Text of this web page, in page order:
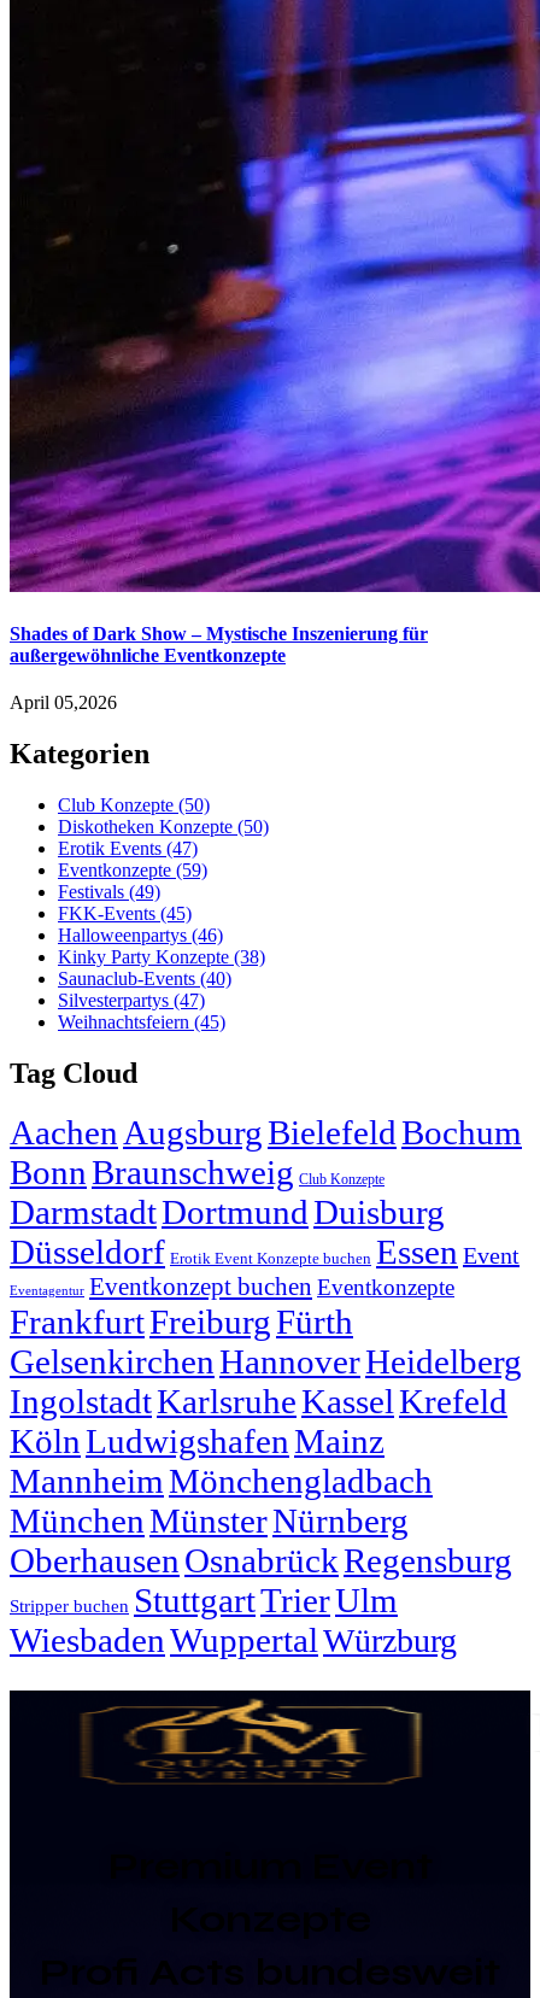
Shades of Dark Show – Mystische Inszenierung für
außergewöhnliche Eventkonzepte
April 05,2026
Kategorien
Club Konzepte (50)
Diskotheken Konzepte (50)
Erotik Events (47)
Eventkonzepte (59)
Festivals (49)
FKK-Events (45)
Halloweenpartys (46)
Kinky Party Konzepte (38)
Saunaclub-Events (40)
Silvesterpartys (47)
Weihnachtsfeiern (45)
Tag Cloud
AachenAugsburgBielefeldBochum
BonnBraunschweig Club Konzepte
DarmstadtDortmundDuisburg
Düsseldorf Erotik Event Konzepte buchen Essen Event
Eventagentur Eventkonzept buchen Eventkonzepte
FrankfurtFreiburgFürth
GelsenkirchenHannoverHeidelberg
IngolstadtKarlsruheKasselKrefeld
KölnLudwigshafenMainz
MannheimMönchengladbach
MünchenMünsterNürnberg
OberhausenOsnabrückRegensburg
Stripper buchen StuttgartTrierUlm
WiesbadenWuppertalWürzburg
Konzepte
Profi Acts bundesweit